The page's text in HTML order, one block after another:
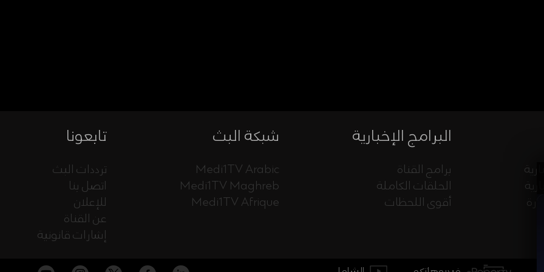
البرامج الإخبارية
برامج القناة
الحلقات الكاملة
أقوى اللحظات
شبكة البث
Medi1TV Arabic
Medi1TV Maghreb
Medi1TV Afrique
تابعونا
ترددات البث
اتصل بنا
للإعلان
عن القناة
إشارات قانونية